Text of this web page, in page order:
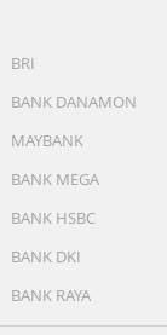
BRI
BANK DANAMON
MAYBANK
BANK MEGA
BANK HSBC
BANK DKI
BANK RAYA